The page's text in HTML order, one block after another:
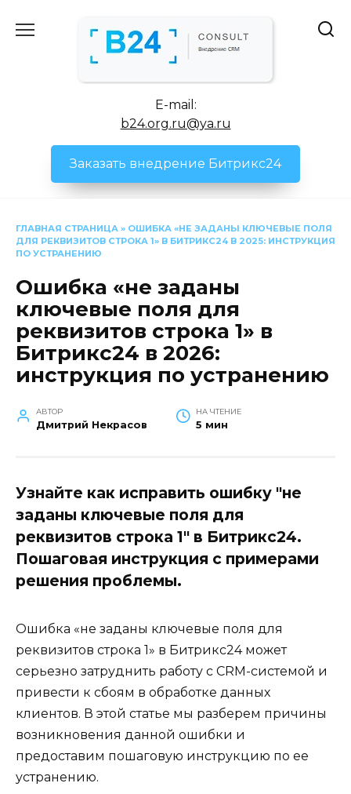
E-mail:
b24.org.ru@ya.ru
Заказать внедрение Битрикс24
ГЛАВНАЯ СТРАНИЦА » ОШИБКА «НЕ ЗАДАНЫ КЛЮЧЕВЫЕ ПОЛЯ
ДЛЯ РЕКВИЗИТОВ СТРОКА 1» В БИТРИКС24 В 2025: ИНСТРУКЦИЯ
ПО УСТРАНЕНИЮ
Ошибка «не заданы
ключевые поля для
реквизитов строка 1» в
Битрикс24 в 2026:
инструкция по устранению
АВТОР
Дмитрий Некрасов
НА ЧТЕНИЕ
5 мин
Узнайте как исправить ошибку "не
заданы ключевые поля для
реквизитов строка 1" в Битрикс24.
Пошаговая инструкция с примерами
решения проблемы.
Ошибка «не заданы ключевые поля для
реквизитов строка 1» в Битрикс24 может
серьезно затруднить работу с CRM-системой и
привести к сбоям в обработке данных
клиентов. В этой статье мы разберем причины
возникновения данной ошибки и
предоставим пошаговую инструкцию по ее
устранению.